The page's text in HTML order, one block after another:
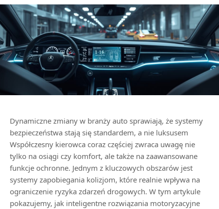
Dynamiczne zmiany w branży auto sprawiają, że systemy
bezpieczeństwa stają się standardem, a nie luksusem
Współczesny kierowca coraz częściej zwraca uwagę nie
tylko na osiągi czy komfort, ale także na zaawansowane
funkcje ochronne. Jednym z kluczowych obszarów jest
systemy zapobiegania kolizjom, które realnie wpływa na
ograniczenie ryzyka zdarzeń drogowych. W tym artykule
pokazujemy, jak inteligentne rozwiązania motoryzacyjne